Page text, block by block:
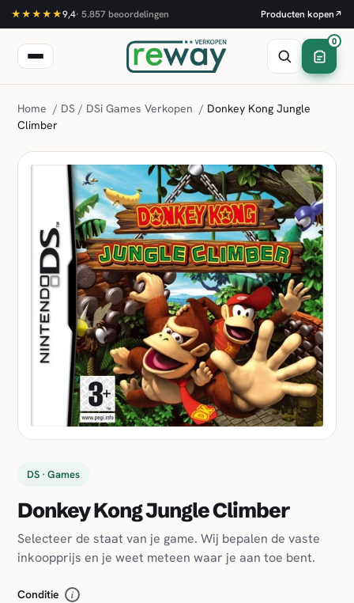
★★★★★9,4· 5.857beoordelingen Producten kopen ↗
0
Home / DS / DSi Games Verkopen / Donkey Kong Jungle
Climber
DS · Games
Donkey Kong Jungle Climber
Selecteer de staat van je game. Wij bepalen de vaste
inkoopprijs en je weet meteen waar je aan toe bent.
Conditie i